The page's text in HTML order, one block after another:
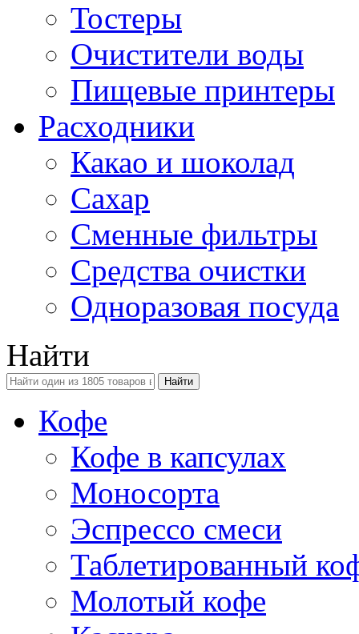
Тостеры
Очистители воды
Пищевые принтеры
Расходники
Какао и шоколад
Сахар
Сменные фильтры
Средства очистки
Одноразовая посуда
Найти
Кофе
Кофе в капсулах
Моносорта
Эспрессо смеси
Таблетированный
Молотый кофе